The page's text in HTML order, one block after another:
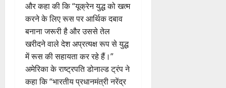
और कहा की कि “यूक्रेन युद्ध को खत्म
करने के लिए रूस पर आर्थिक दबाव
बनाना जरूरी है और उससे तेल
खरीदने वाले देश अप्रत्यक्ष रूप से युद्ध
में रूस की सहायता कर रहे हैं।”
अमेरिका के राष्ट्रपति डोनाल्ड ट्रंप ने
कहा कि “भारतीय प्रधानमंत्री नरेंद्र